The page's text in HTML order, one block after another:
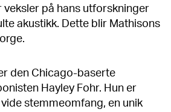
på hans utforskninger
akustikk. Dette blir Mathisons
den Chicago-baserte
Hayley Fohr. Hun er
stemmeomfang, en unik